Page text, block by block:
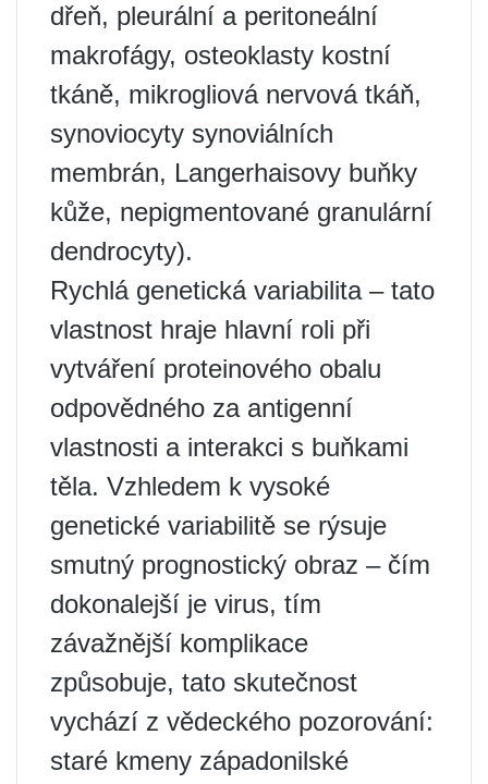
dřeň, pleurální a peritoneální
makrofágy, osteoklasty kostní
tkáně, mikrogliová nervová tkáň,
synoviocyty synoviálních
membrán, Langerhaisovy buňky
kůže, nepigmentované granulární
dendrocyty).
Rychlá genetická variabilita – tato
vlastnost hraje hlavní roli při
vytváření proteinového obalu
odpovědného za antigenní
vlastnosti a interakci s buňkami
těla. Vzhledem k vysoké
genetické variabilitě se rýsuje
smutný prognostický obraz – čím
dokonalejší je virus, tím
závažnější komplikace
způsobuje, tato skutečnost
vychází z vědeckého pozorování:
staré kmeny západonilské